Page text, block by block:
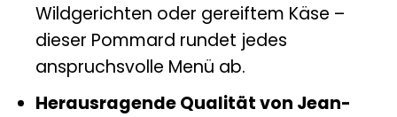
Wildgerichten oder gereiftem Käse –
dieser Pommard rundet jedes
anspruchsvolle Menü ab.
Herausragende Qualität von Jean-